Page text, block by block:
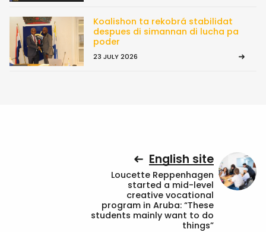
Koalishon ta rekobrá stabilidat
despues di simannan di lucha pa
poder
23 JULY 2026
English site
Loucette Reppenhagen
started a mid-level
creative vocational
program in Aruba: “These
students mainly want to do
things”